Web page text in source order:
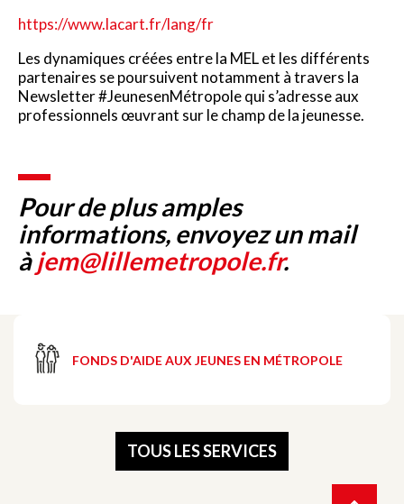
https://www.lacart.fr/lang/fr
Les dynamiques créées entre la MEL et les différents
partenaires se poursuivent notamment à travers la
Newsletter #JeunesenMétropole qui s’adresse aux
professionnels œuvrant sur le champ de la jeunesse.
Pour de plus amples
informations, envoyez un mail
àjem@lillemetropole.fr.
FONDS D'AIDE AUX JEUNES EN MÉTROPOLE
TOUS LES SERVICES